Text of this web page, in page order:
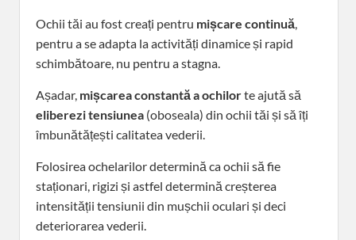
Ochii tăi au fost creați pentru mișcare continuă,
pentru a se adapta la activități dinamice și rapid
schimbătoare, nu pentru a stagna.
Așadar, mișcarea constantă a ochilorte ajută să
eliberezi tensiunea (oboseala) din ochii tăi și să îți
îmbunătățești calitatea vederii.
Folosirea ochelarilor determină ca ochii să fie
staționari, rigizi și astfel determină creșterea
intensității tensiunii din mușchii oculari și deci
deteriorarea vederii.